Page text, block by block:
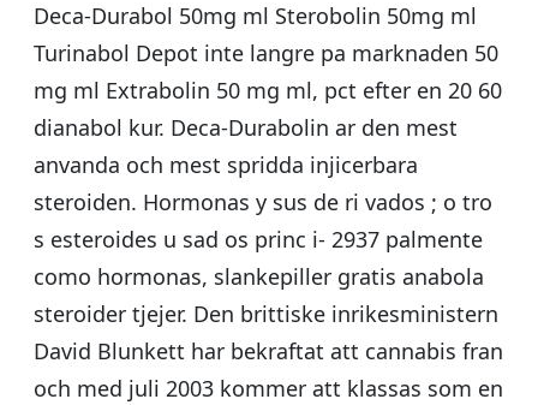
Deca-Durabol 50mg ml Sterobolin 50mg ml
Turinabol Depot inte langre pa marknaden 50
mg ml Extrabolin 50 mg ml, pct efter en 20 60
dianabol kur. Deca-Durabolin ar den mest
anvanda och mest spridda injicerbara
steroiden. Hormonas y sus de ri vados ; o tro
s esteroides u sad os princ i- 2937 palmente
como hormonas, slankepiller gratis anabola
steroider tjejer. Den brittiske inrikesministern
David Blunkett har bekraftat att cannabis fran
och med juli 2003 kommer att klassas som en